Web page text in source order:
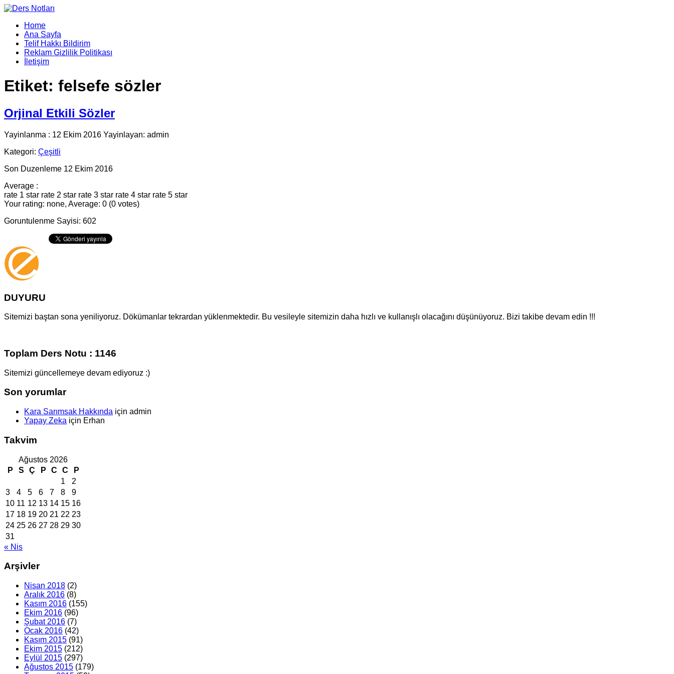
Home
Ana Sayfa
Telif Hakkı Bildirim
Reklam Gizlilik Politikası
İletişim
Etiket: felsefe sözler
Orjinal Etkili Sözler
Yayinlanma : 12 Ekim 2016 Yayinlayan: admin
Kategori: Çeşitli
Son Duzenleme 12 Ekim 2016
Average :
rate 1 star rate 2 star rate 3 star rate 4 star rate 5 star
Your rating: none, Average: 0 (0 votes)
Goruntulenme Sayisi: 602
DUYURU
Sitemizi baştan sona yeniliyoruz. Dökümanlar tekrardan yüklenmektedir. Bu vesileyle sitemizin daha hızlı ve kullanışlı olacağını düşünüyoruz. Bizi takibe devam edin !!!
Toplam Ders Notu : 1146
Sitemizi güncellemeye devam ediyoruz :)
Son yorumlar
Kara Sarımsak Hakkında için admin
Yapay Zeka için Erhan
Takvim
Ağustos 2026
P
S Ç P C C
P
1
2
3
4 5 6 7 8
9
10 11 12 13 14 15 16
17 18 19 20 21 22 23
24 25 26 27 28 29 30
31
« Nis
Arşivler
Nisan 2018 (2)
Aralık 2016 (8)
Kasım 2016 (155)
Ekim 2016 (96)
Şubat 2016 (7)
Ocak 2016 (42)
Kasım 2015 (91)
Ekim 2015 (212)
Eylül 2015 (297)
Ağustos 2015 (179)